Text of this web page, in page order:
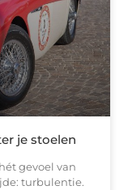
je stoelen
gevoel van
turbulentie.